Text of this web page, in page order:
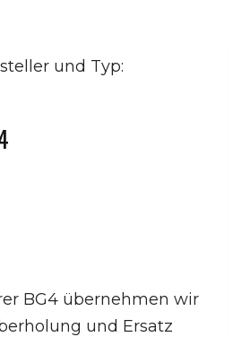
und Typ:
BG4 übernehmen wir
und Ersatz